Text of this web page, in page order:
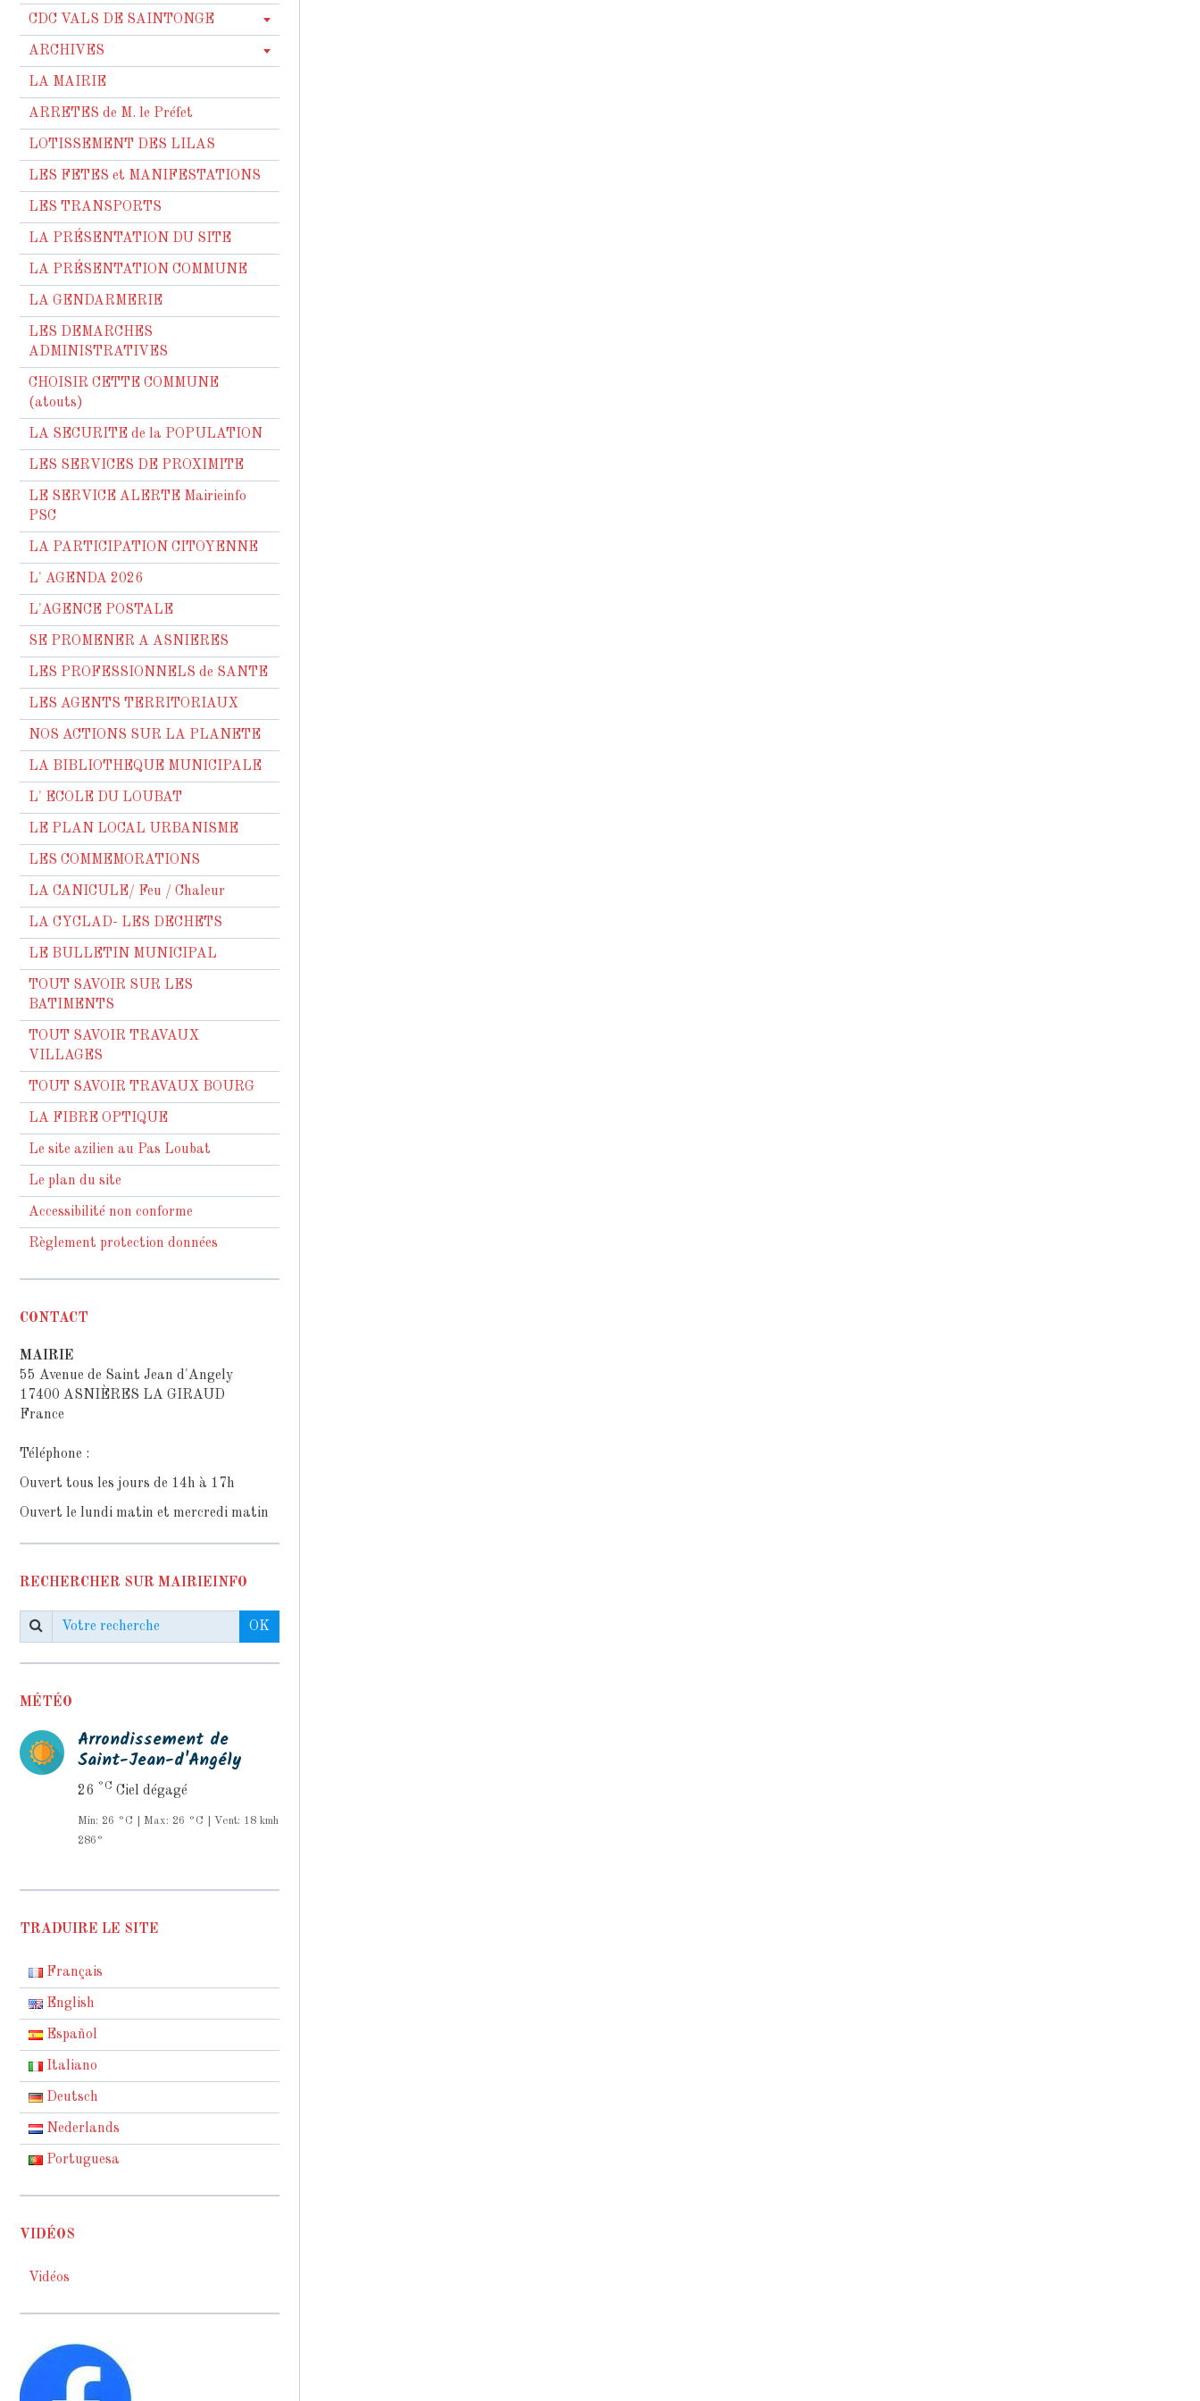
CDC VALS DE SAINTONGE
ARCHIVES
LA MAIRIE
ARRETES de M. le Préfet
LOTISSEMENT DES LILAS
LES FETES et MANIFESTATIONS
LES TRANSPORTS
LA PRÉSENTATION DU SITE
LA PRÉSENTATION COMMUNE
LA GENDARMERIE
LES DEMARCHES
ADMINISTRATIVES
CHOISIR CETTE COMMUNE
(atouts)
LA SECURITE de la POPULATION
LES SERVICES DE PROXIMITE
LE SERVICE ALERTE Mairieinfo
PSC
LA PARTICIPATION CITOYENNE
L' AGENDA 2026
L'AGENCE POSTALE
SE PROMENER A ASNIERES
LES PROFESSIONNELS de SANTE
LES AGENTS TERRITORIAUX
NOS ACTIONS SUR LA PLANETE
LA BIBLIOTHEQUE MUNICIPALE
L' ECOLE DU LOUBAT
LE PLAN LOCAL URBANISME
LES COMMEMORATIONS
LA CANICULE/ Feu / Chaleur
LA CYCLAD- LES DECHETS
LE BULLETIN MUNICIPAL
TOUT SAVOIR SUR LES
BATIMENTS
TOUT SAVOIR TRAVAUX
VILLAGES
TOUT SAVOIR TRAVAUX BOURG
LA FIBRE OPTIQUE
Le site azilien au Pas Loubat
Le plan du site
Accessibilité non conforme
Règlement protection données
CONTACT
MAIRIE
55 Avenue de Saint Jean d'Angely
17400 ASNIÈRES LA GIRAUD
France
Téléphone :
Ouvert tous les jours de 14h à 17h
Ouvert le lundi matin et mercredi matin
RECHERCHER SUR MAIRIEINFO
OK
MÉTÉO
Arrondissement de
Saint-Jean-d'Angély
26 °C Ciel dégagé
Min: 26 °C | Max: 26 °C | Vent: 18 kmh
286°
TRADUIRE LE SITE
Français
English
Español
Italiano
Deutsch
Nederlands
Portuguesa
VIDÉOS
Vidéos